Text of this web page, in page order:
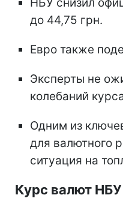
до 44,75 грн.
Евро также
Эксперты не
колебаний
Одним из
для валютного
ситуация на
Курс валют НБУ